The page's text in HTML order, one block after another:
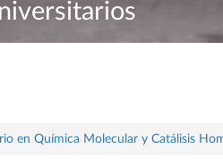
en Química Molecular y Catálisis